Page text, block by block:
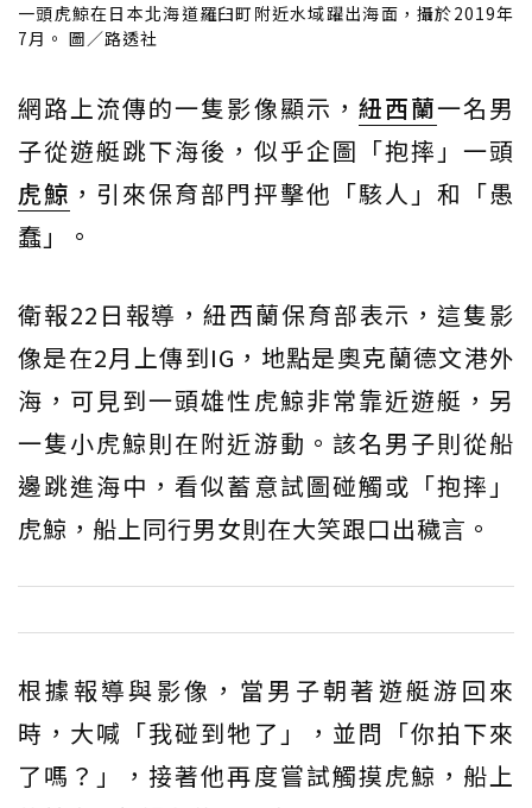
一頭虎鯨在日本北海道羅臼町附近水域躍出海面，攝於2019年
7月。 圖／路透社
網路上流傳的一隻影像顯示， 紐西蘭一名男
子從遊艇跳下海後，似乎企圖「抱摔」一頭
虎鯨 ，引來保育部門抨擊他「駭人」和「愚
蠢」。
衛報22日報導，紐西蘭保育部表示，這隻影
像是在2月上傳到IG，地點是奧克蘭德文港外
海，可見到一頭雄性虎鯨非常靠近遊艇，另
一隻小虎鯨則在附近游動。該名男子則從船
邊跳進海中，看似蓄意試圖碰觸或「抱摔」
虎鯨，船上同行男女則在大笑跟口出穢言。
根據報導與影像，當男子朝著遊艇游回來
時，大喊「我碰到牠了」，並問「你拍下來
了嗎？」，接著他再度嘗試觸摸虎鯨，船上